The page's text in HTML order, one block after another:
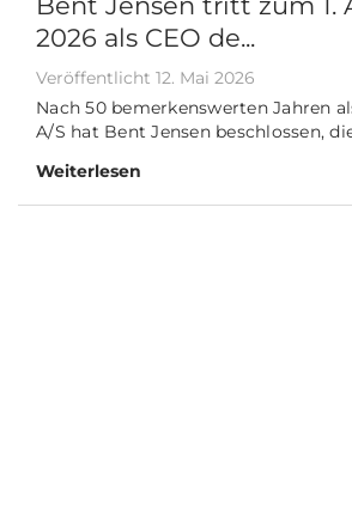
2026 als CEO de...
Veröffentlicht 12. Mai 2026
Nach 50 bemerkenswerten Jahren
A/S hat Bent Jensen beschlossen,
Weiterlesen